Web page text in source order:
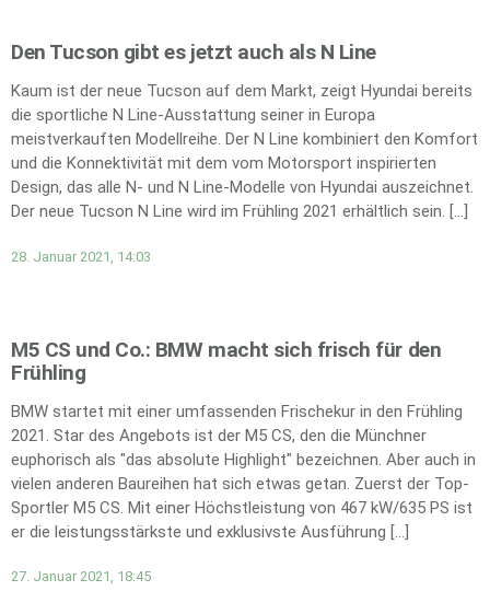
Den Tucson gibt es jetzt auch als N Line
Kaum ist der neue Tucson auf dem Markt, zeigt Hyundai bereits
die sportliche N Line-Ausstattung seiner in Europa
meistverkauften Modellreihe. Der N Line kombiniert den Komfort
und die Konnektivität mit dem vom Motorsport inspirierten
Design, das alle N- und N Line-Modelle von Hyundai auszeichnet.
Der neue Tucson N Line wird im Frühling 2021 erhältlich sein. […]
28. Januar 2021, 14:03
M5 CS und Co.: BMW macht sich frisch für den
Frühling
BMW startet mit einer umfassenden Frischekur in den Frühling
2021. Star des Angebots ist der M5 CS, den die Münchner
euphorisch als "das absolute Highlight" bezeichnen. Aber auch in
vielen anderen Baureihen hat sich etwas getan. Zuerst der Top-
Sportler M5 CS. Mit einer Höchstleistung von 467 kW/635 PS ist
er die leistungsstärkste und exklusivste Ausführung […]
27. Januar 2021, 18:45